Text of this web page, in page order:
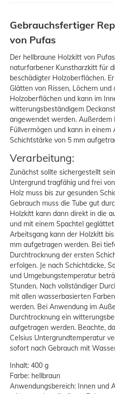
Gebrauchsfertiger
von Pufas
Der hellbraune Holzkitt von
naturfarbener Kunstharzkitt für
beschädigter Holzoberflächen.
Glätten von Rissen, Löchern
Holzoberflächen und kann im
witterungsbeständigem
angewendet werden.
Füllvermögen und kann in
Schichtstärke von 5 mm
Verarbeitung:
Zunächst sollte sichergestellt
Untergrund tragfähig und frei
Holz muss bis zur gesunden
Gebrauch muss die Tube gut
Holzkitt kann dann direkt in die
und mit einem Spachtel
Arbeitsgang kann der Holzkitt
mm aufgetragen werden. Bei
Durchtrocknung der ersten
erfolgen. Je nach Schichtdicke,
und Umgebungstemperatur
Stunden. Nach vollständiger
mit allen wasserbasierten
werden. Bei Anwendung im
Durchtrocknung ein
aufgetragen werden. Beachte,
Celsius Untergrundtemperatur
sofort nach Gebrauch mit
Inhalt: 400 g
Farbe: hellbraun
Anwendungsbereich: Innen und